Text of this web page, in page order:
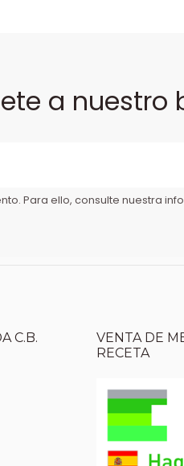
a nuestro
Para ello, consulte nuestra
C.B.
VENTA DE
RECETA